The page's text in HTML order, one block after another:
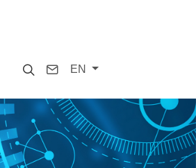
SearchContact
EN